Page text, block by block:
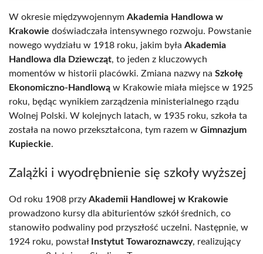
W okresie międzywojennym Akademia Handlowa w
Krakowie doświadczała intensywnego rozwoju. Powstanie
nowego wydziału w 1918 roku, jakim była Akademia
Handlowa dla Dziewcząt, to jeden z kluczowych
momentów w historii placówki. Zmiana nazwy na Szkołę
Ekonomiczno-Handlową w Krakowie miała miejsce w 1925
roku, będąc wynikiem zarządzenia ministerialnego rządu
Wolnej Polski. W kolejnych latach, w 1935 roku, szkoła ta
została na nowo przekształcona, tym razem w Gimnazjum
Kupieckie.
Zalążki i wyodrębnienie się szkoły wyższej
Od roku 1908 przy Akademii Handlowej w Krakowie
prowadzono kursy dla abiturientów szkół średnich, co
stanowiło podwaliny pod przyszłość uczelni. Następnie, w
1924 roku, powstał Instytut Towaroznawczy, realizujący